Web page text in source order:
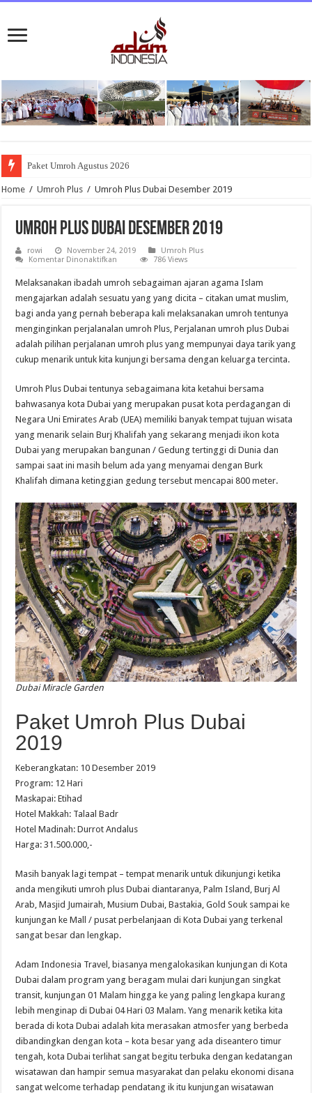
Paket Umroh Agustus 2026
Umroh Juli 2026: Panggilan Rindu ke Tanah Suci
Home / Umroh Plus / Umroh Plus Dubai Desember 2019
Umroh Plus Dubai Desember 2019
rowi November 24, 2019
Umroh Plus
Komentar Dinonaktifkan
Plus
Dubai
Desember
2019
786 Views
Melaksanakan ibadah umroh sebagaiman ajaran agama Islam
mengajarkan adalah sesuatu yang yang dicita – citakan umat muslim,
bagi anda yang pernah beberapa kali melaksanakan umroh tentunya
menginginkan perjalanalan umroh Plus, Perjalanan umroh plus Dubai
adalah pilihan perjalanan umroh plus yang mempunyai daya tarik yang
cukup menarik untuk kita kunjungi bersama dengan keluarga tercinta.
Umroh Plus Dubai tentunya sebagaimana kita ketahui bersama
bahwasanya kota Dubai yang merupakan pusat kota perdagangan di
Negara Uni Emirates Arab (UEA) memiliki banyak tempat tujuan wisata
yang menarik selain Burj Khalifah yang sekarang menjadi ikon kota
Dubai yang merupakan bangunan / Gedung tertinggi di Dunia dan
sampai saat ini masih belum ada yang menyamai dengan Burk
Khalifah dimana ketinggian gedung tersebut mencapai 800 meter.
Dubai Miracle Garden
Paket Umroh Plus Dubai
2019
Keberangkatan: 10 Desember 2019
Program: 12 Hari
Maskapai: Etihad
Hotel Makkah: Talaal Badr
Hotel Madinah: Durrot Andalus
Harga: 31.500.000,-
Masih banyak lagi tempat – tempat menarik untuk dikunjungi ketika
anda mengikuti umroh plus Dubai diantaranya, Palm Island, Burj Al
Arab, Masjid Jumairah, Musium Dubai, Bastakia, Gold Souk sampai ke
kunjungan ke Mall / pusat perbelanjaan di Kota Dubai yang terkenal
sangat besar dan lengkap.
Adam Indonesia Travel, biasanya mengalokasikan kunjungan di Kota
Dubai dalam program yang beragam mulai dari kunjungan singkat
transit, kunjungan 01 Malam hingga ke yang paling lengkapa kurang
lebih menginap di Dubai 04 Hari 03 Malam. Yang menarik ketika kita
berada di kota Dubai adalah kita merasakan atmosfer yang berbeda
dibandingkan dengan kota – kota besar yang ada diseantero timur
tengah, kota Dubai terlihat sangat begitu terbuka dengan kedatangan
wisatawan dan hampir semua masyarakat dan pelaku ekonomi disana
sangat welcome terhadap pendatang ik itu kunjungan wisatawan